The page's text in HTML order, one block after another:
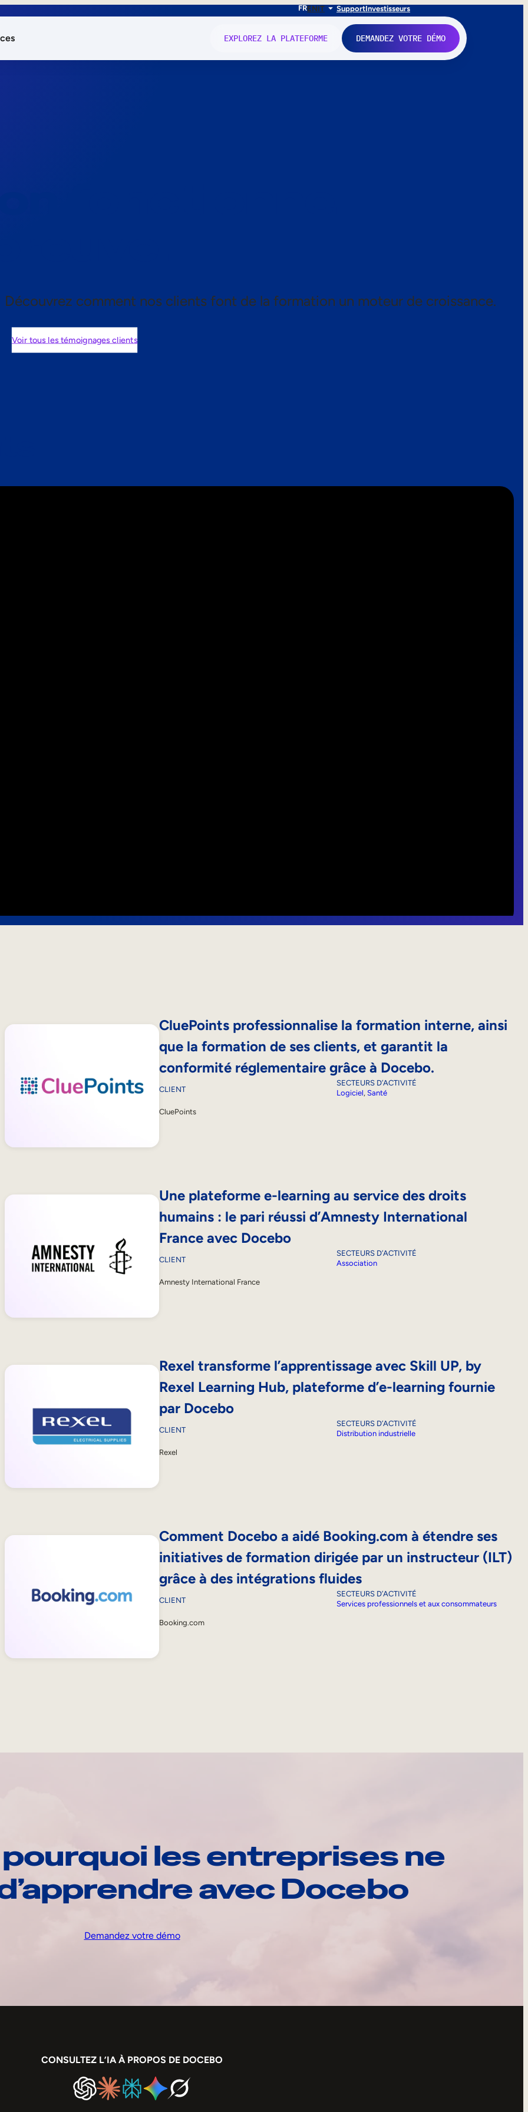
FRENIT SupportInvestisseurs
EXPLOREZ LA PLATEFORME DEMANDEZ VOTRE DÉMO
Découvrez comment nos clients font de la formation un moteur de croissance.
Voir tous les témoignages clients
CluePoints professionnalise la formation interne, ainsi
que la formation de ses clients, et garantit la
conformité réglementaire grâce à Docebo.
CLIENT
CluePoints
SECTEURS D’ACTIVITÉ
Logiciel, Santé
Une plateforme e-learning au service des droits
humains : le pari réussi d’Amnesty International
France avec Docebo
CLIENT
Amnesty International France
SECTEURS D’ACTIVITÉ
Association
Rexel transforme l’apprentissage avec Skill UP, by
Rexel Learning Hub, plateforme d’e-learning fournie
par Docebo
CLIENT
Rexel
SECTEURS D’ACTIVITÉ
Distribution industrielle
Comment Docebo a aidé Booking.com à étendre ses
initiatives de formation dirigée par un instructeur (ILT)
grâce à des intégrations fluides
CLIENT
Booking.com
SECTEURS D’ACTIVITÉ
Services professionnels et aux consommateurs
les entreprises ne
avec Docebo
Demandez votre démo
CONSULTEZ L’IA À PROPOS DE DOCEBO